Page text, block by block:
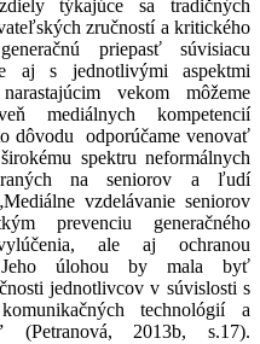
týkajúce sa tradičných
zručností a kritického
priepasť súvisiacu
aj s jednotlivými aspektmi
vekom môžeme
mediálnych kompetencií
dôvodu odporúčame venovať
spektru neformálnych
na seniorov a ľudí
vzdelávanie seniorov
prevenciu generačného
ale aj ochranou
Jeho úlohou by mala byť
jednotlivcov v súvislosti s
technológií a
(Petranová, 2013b, s.17).